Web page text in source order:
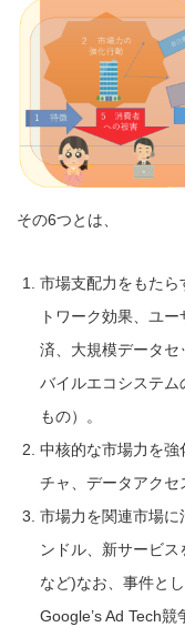
その6つとは、
市場支配力をもたら
トワーク効果、ユ
済、大規模データ
バイルエコシステム
もの）。
中核的な市場力を強
チャ、データアクセ
市場力を関連市場
ンドル、新サービ
など)なお、事件と
Google’s Ad Tech